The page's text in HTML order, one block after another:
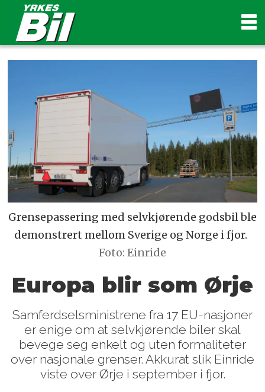
Grensepassering med selvkjørende godsbil ble
demonstrert mellom Sverige og Norge i fjor.
Foto: Einride
Europa blir som Ørje
Samferdselsministrene fra 17 EU-nasjoner
er enige om at selvkjørende biler skal
bevege seg enkelt og uten formaliteter
over nasjonale grenser. Akkurat slik Einride
viste over Ørje i september i fjor.